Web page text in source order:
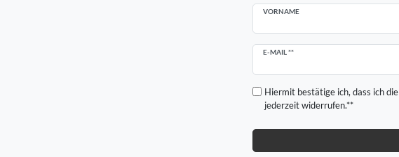
VORNAME
E-MAIL **
Newsletter
Hiermit bestätige ich, dass ich die
jederzeit widerrufen.**